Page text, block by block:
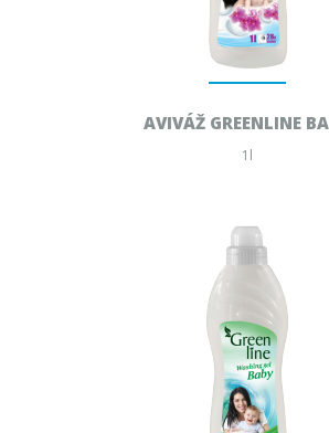
AVIVÁŽ GREENLINE
1l